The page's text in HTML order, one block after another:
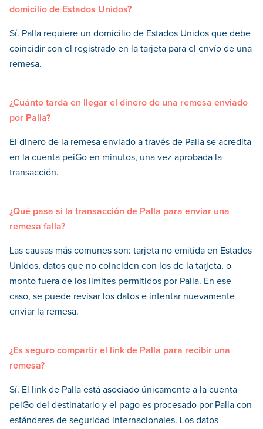
domicilio de Estados Unidos?
Sí. Palla requiere un domicilio de Estados Unidos que debe
coincidir con el registrado en la tarjeta para el envío de una
remesa.
¿Cuánto tarda en llegar el dinero de una remesa enviado
por Palla?
El dinero de la remesa enviado a través de Palla se acredita
en la cuenta peiGo en minutos, una vez aprobada la
transacción.
¿Qué pasa si la transacción de Palla para enviar una
remesa falla?
Las causas más comunes son: tarjeta no emitida en Estados
Unidos, datos que no coinciden con los de la tarjeta, o
monto fuera de los límites permitidos por Palla. En ese
caso, se puede revisar los datos e intentar nuevamente
enviar la remesa.
¿Es seguro compartir el link de Palla para recibir una
remesa?
Sí. El link de Palla está asociado únicamente a la cuenta
peiGo del destinatario y el pago es procesado por Palla con
estándares de seguridad internacionales. Los datos